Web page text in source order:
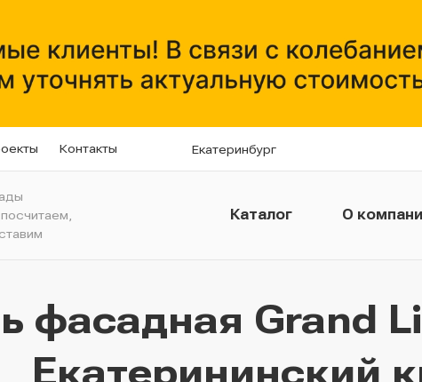
Контакты Екатеринбург
Каталог О
фасадная Grand
Екатерининский